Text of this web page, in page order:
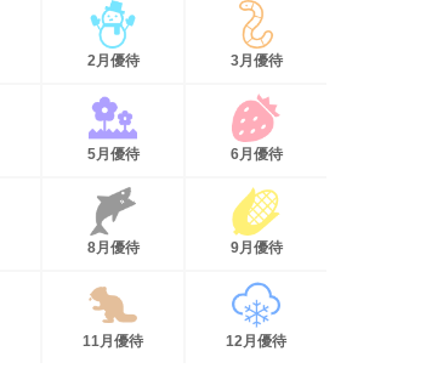
2月優待 3月優待
5月優待 6月優待
8月優待 9月優待
11月優待 12月優待